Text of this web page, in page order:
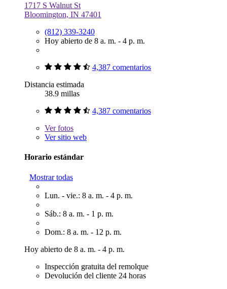
1717 S Walnut St
Bloomington, IN 47401
(812) 339-3240
Hoy abierto de 8 a. m. - 4 p. m.
4,387 comentarios
Distancia estimada
38.9 millas
4,387 comentarios
Verfotos
Ver sitio web
Horario estándar
Mostrar todas
Lun. - vie.: 8 a. m. - 4 p. m.
Sáb.: 8 a. m. - 1 p. m.
Dom.: 8 a. m. - 12 p. m.
Hoy abierto de 8 a. m. - 4 p. m.
Inspección gratuita del remolque
Devolución del cliente 24 horas